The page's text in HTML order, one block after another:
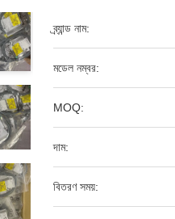
ব্র্যান্ড নাম:
মডেল নম্বর:
MOQ:
দাম:
বিতরণ সময়: